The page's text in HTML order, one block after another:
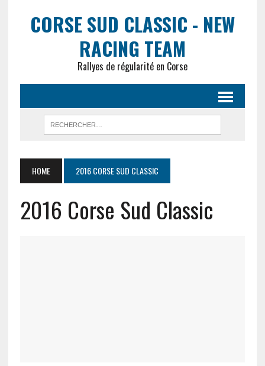
CORSE SUD CLASSIC - NEW
RACING TEAM
Rallyes de régularité en Corse
HOME 2016 CORSE SUD CLASSIC
2016 Corse Sud Classic